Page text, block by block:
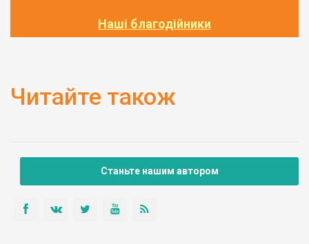
Наші благодійники
Читайте також
Станьте нашим автором